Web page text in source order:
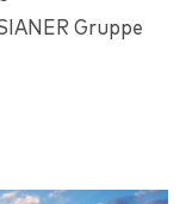
Gruppe